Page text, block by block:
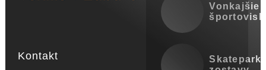
Kontakt
Vonkajšie